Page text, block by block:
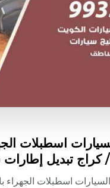
اسطبلات
اسطبلات الجهراء